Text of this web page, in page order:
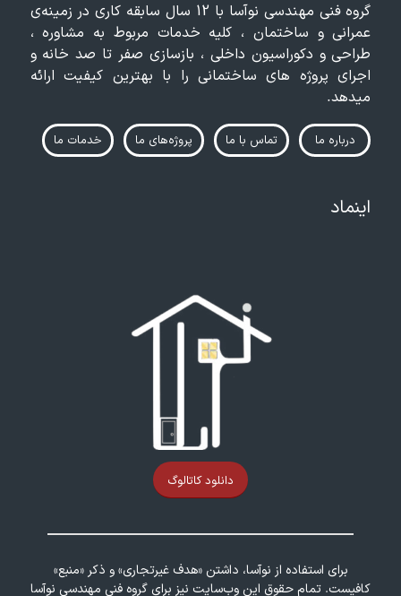
گروه فنی مهندسی نوآسا با 12 سال سابقه کاری در زمینه‌ی
عمرانی و ساختمان ، کلیه خدمات مربوط به مشاوره ،
طراحی و دکوراسیون داخلی ، بازسازی صفر تا صد خانه و
اجرای پروژه های ساختمانی را با بهترین کیفیت ارائه
میدهد.
درباره ما تماس‌ با ما پروژه‌های ما خدمات ما
اینماد
دانلود کاتالوگ
برای استفاده از نوآسا، داشتن «هدف غیرتجاری» و ذکر «منبع»
کافیست. تمام حقوق اين وب‌سايت نیز برای گروه فنی مهندسی نوآسا